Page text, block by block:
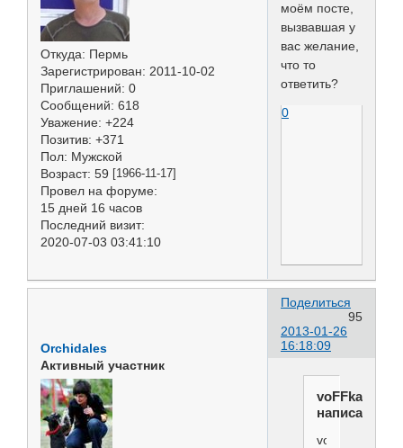
Откуда: Пермь
Зарегистрирован: 2011-10-02
Приглашений: 0
Сообщений: 618
Уважение: +224
Позитив: +371
Пол: Мужской
Возраст: 59 [1966-11-17]
Провел на форуме:
15 дней 16 часов
Последний визит:
2020-07-03 03:41:10
моём посте,
вызвавшая у
вас желание,
что то
ответить?
0
Поделиться
95
2013-01-26
16:18:09
Orchidales
Активный участник
voFFka
написал(а):
voFFka